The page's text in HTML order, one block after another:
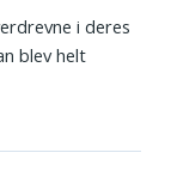
i deres
blev helt